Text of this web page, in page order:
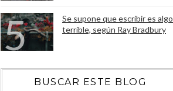
Se supone que escribir es algo
terrible, según Ray Bradbury
BUSCAR ESTE BLOG